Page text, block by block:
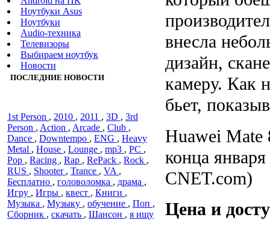
Ноутбуки Asus
Ноутбуки
Audiо-техника
Телевизоры
Выбираем ноутбук
Новости
ПОСЛЕДНИЕ НОВОСТИ
1st Person , 2010 , 2011 , 3D , 3rd
Person , Action , Arcade , Club ,
Dance , Downtempo , ENG , Heavy
Metal , House , Lounge , mp3 , PC ,
Pop , Racing , Rap , RePack , Rock ,
RUS , Shooter , Trance , VA ,
Бесплатно , головоломка , драма ,
Игру , Игры , квест , Книги ,
Музыка , Музыку , обучение , Поп ,
Сборник , скачать , Шансон , я ищу
внесла
дизайн,
камеру. Как
бьет,
Huawei Mate
конца
CNET.com)
Цена и